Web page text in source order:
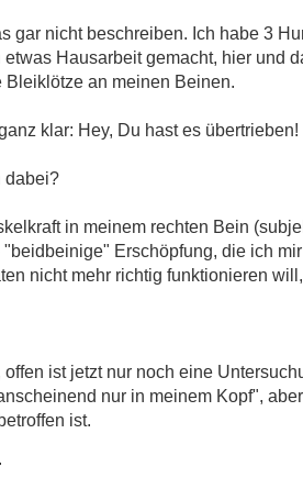
gar nicht beschreiben. Ich habe 3
Hausarbeit gemacht, hier und
an meinen Beinen.
klar: Hey, Du hast es übertrieben!
dabei?
in meinem rechten Bein
Erschöpfung, die ich
nicht mehr richtig funktionieren
ist jetzt nur noch eine
nur in meinem Kopf",
ist.